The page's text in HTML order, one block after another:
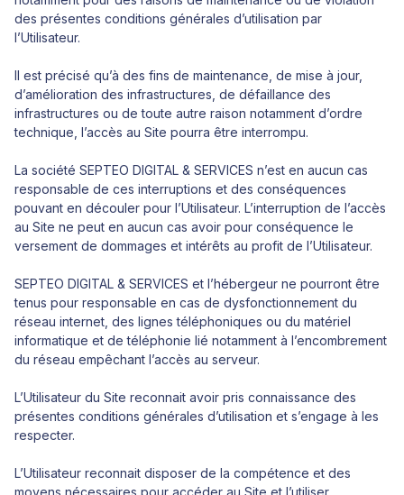
des présentes conditions générales d’utilisation par
l’Utilisateur.
Il est précisé qu’à des fins de maintenance, de mise à jour,
d’amélioration des infrastructures, de défaillance des
infrastructures ou de toute autre raison notamment d’ordre
technique, l’accès au Site pourra être interrompu.
La société SEPTEO DIGITAL & SERVICES n’est en aucun cas
responsable de ces interruptions et des conséquences
pouvant en découler pour l’Utilisateur. L’interruption de l’accès
au Site ne peut en aucun cas avoir pour conséquence le
versement de dommages et intérêts au profit de l’Utilisateur.
SEPTEO DIGITAL & SERVICES et l’hébergeur ne pourront être
tenus pour responsable en cas de dysfonctionnement du
réseau internet, des lignes téléphoniques ou du matériel
informatique et de téléphonie lié notamment à l’encombrement
du réseau empêchant l’accès au serveur.
L’Utilisateur du Site reconnait avoir pris connaissance des
présentes conditions générales d’utilisation et s’engage à les
respecter.
L’Utilisateur reconnait disposer de la compétence et des
moyens nécessaires pour accéder au Site et l’utiliser.